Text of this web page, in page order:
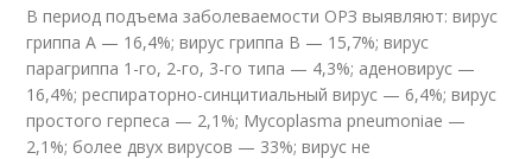
В период подъема заболеваемости ОРЗ выявляют: вирус
гриппа А — 16,4%; вирус гриппа В — 15,7%; вирус
парагриппа 1-го, 2-го, 3-го типа — 4,3%; аденовирус —
16,4%; респираторно-синцитиальный вирус — 6,4%; вирус
простого герпеса — 2,1%; Mycoplasma pneumoniae —
2,1%; более двух вирусов — 33%; вирус не